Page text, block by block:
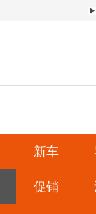
新车
促销